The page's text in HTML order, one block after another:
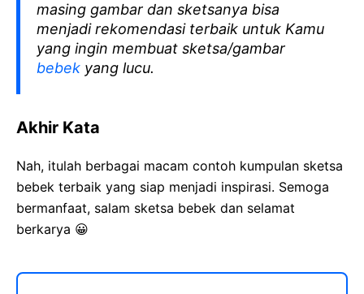
masing gambar dan sketsanya bisa
menjadi rekomendasi terbaik untuk Kamu
yang ingin membuat sketsa/gambar
bebek yang lucu.
Akhir Kata
Nah, itulah berbagai macam contoh kumpulan sketsa
bebek terbaik yang siap menjadi inspirasi. Semoga
bermanfaat, salam sketsa bebek dan selamat
berkarya 😀